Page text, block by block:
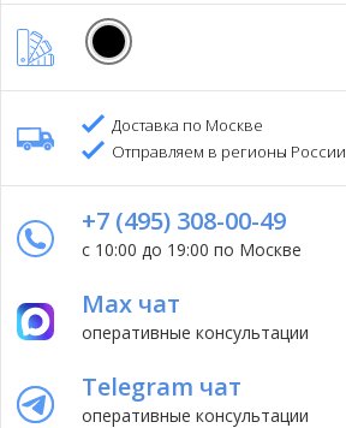
Доставка по Москве
Отправляем в регионы России
+7 (495) 308-00-49
с 10:00 до 19:00 по Москве
Max чат
оперативные консультации
Telegram чат
оперативные консультации